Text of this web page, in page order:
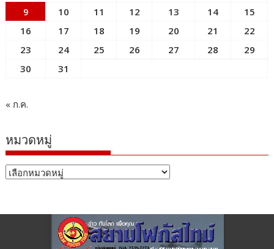
9
10 11 12 13 14
15
16
17 18 19 20 21
22
23
24 25 26 27 28
29
30
31
« ก.ค.
หมวดหมู่
หมวด